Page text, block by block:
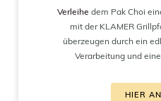
Verleihe dem Pak Choi
mit der KLAMER
überzeugen durch ein
Verarbeitung und eine
HIER